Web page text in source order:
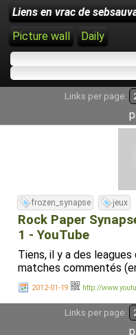
Liens en vrac de
Picture wall
Daily
Links per page:
frozen_synapse jeux
Rock Paper
1 - YouTube
Tiens, il y a des
matches commentés
2012-01-19 http://
Links per page: